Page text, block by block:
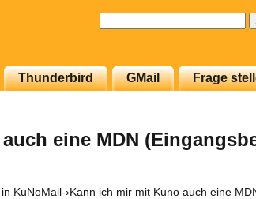
Thunderbird GMail Frage
eine MDN
KuNoMail-›Kann ich mir mit Kuno auch eine